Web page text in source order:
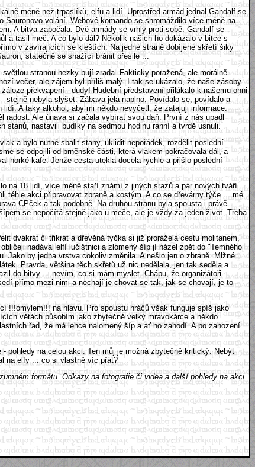
méně než trpaslíků, elfů a lidí. Uprostřed armád jednal Gandalf se
volání. Webové komando se shromáždilo více méně na
A bitva započala. Dvě armády se vrhly proti sobě. Gandalf se
a tasil meč. A co bylo dál? Několik našich ho dokázalo v bitce s
v zavírajících se kleštích. Na jedné straně dobíjené skřetí šiky
statečně se snažící bránit přesile ...
stranou hezky bují zrada. Fakticky poražená, ale morálně
večer, ale zájem byl příliš malý. I tak se ukázalo, že naše zásoby
překvapení - dudy! Hudební představení přilákalo k našemu ohni
stejně nebyla slyšet. Zábava jela naplno. Povídalo se, povídalo a
A taky alkohol, aby mi někdo nevyčetl, že zatajuji informace.
Ale únava si začala vybírat svou daň. První z nás upadl
nastavili budíky na sedmou hodinu ranní a tvrdě usnuli.
a bylo nutné sbalit stany, uklidit nepořádek, rozdělit poslední
se odpojili od brněnské části, která vlakem pokračovala dál, a
horké kafe. Jenže cesta utekla docela rychle a přišlo poslední
na 18 lidí, více méně staří známí z jiných srazů a pár nových tváří.
téhle akci připravovat zbraně a kostým. A co se dřevárny týče ... mé
CPček a tak podobně. Na druhou stranu byla spousta i právě
se nepočítá stejně jako u meče, ale je vždy za jeden život. Třeba
dvakrát či třikrát a dřevěná tyčka si již prorážela cestu molitanem,
nadával elfí lučištnici a zlomený šíp jí házel zpět do "Temného
Jako by jedna vrstva cokoliv změnila. A nešlo jen o zbraně. Mlžné
Pravda, většina těch skřetů už nic nedělala, jen tak seděla a
do bitvy ... nevím, co si mám myslet. Chápu, že organizátoři
přímo mezi nimi a nechají je chovat se tak, jak se chovají, je to
!!!omylem!!! na hlavu. Pro spoustu hráčů však funguje spíš jako
větách působím jako zbytečně velký mravokárce a někdo
řad, že má lehce nalomený šíp a ať ho zahodí. A po zahození
pohledy na celou akci. Ten můj je možná zbytečně kritický. Nebýt
na elfy ... co si vlastně víc přát?
formátu. Odkazy na fotografie či videa a další pohledy na akci